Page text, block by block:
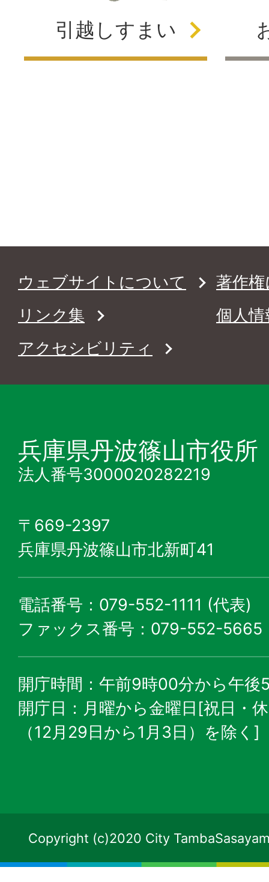
引越しすまい
ウェブサイトについて
著作
リンク集
個人
アクセシビリティ
兵庫県丹波篠山市役所
法人番号3000020282219
〒669-2397
兵庫県丹波篠山市北新町41
電話番号：079-552-1111 (代表)
ファックス番号：079-552-5665
開庁時間：午前9時00分から午後
開庁日：月曜から金曜日[祝日・
（12月29日から1月3日）を除く]
Copyright (c)2020 City